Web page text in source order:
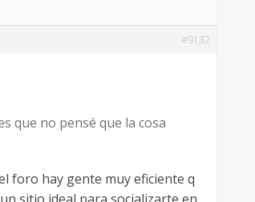
#9132
que no pensé que la cosa
foro hay gente muy eficiente q